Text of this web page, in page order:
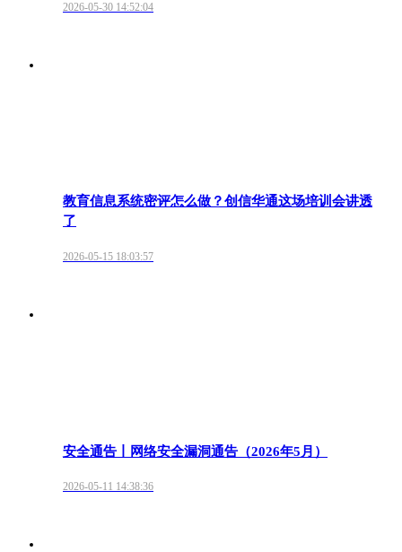
2026-05-30 14:52:04
教育信息系统密评怎么做？创信华通这场培训会讲透
了
2026-05-15 18:03:57
安全通告丨网络安全漏洞通告（2026年5月）
2026-05-11 14:38:36